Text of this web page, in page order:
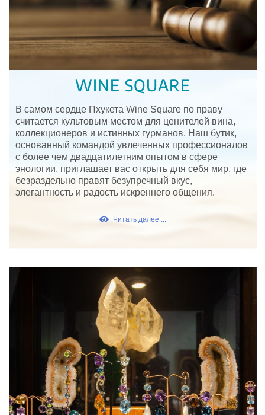
WINE SQUARE
В самом сердце Пхукета Wine Square по праву
считается культовым местом для ценителей вина,
коллекционеров и истинных гурманов. Наш бутик,
основанный командой увлеченных профессионалов
с более чем двадцатилетним опытом в сфере
энологии, приглашает вас открыть для себя мир, где
безраздельно правят безупречный вкус,
элегантность и радость искреннего общения.
Читать далее ...